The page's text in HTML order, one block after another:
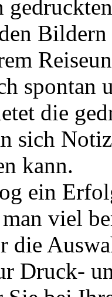
spontan
die
sich
kann.
ein
viel
die
Druck-